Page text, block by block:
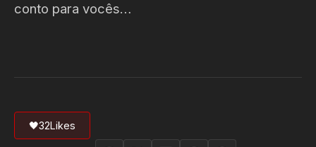
conto para vocês…
🖤32Likes